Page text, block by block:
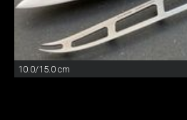
10.0/15.0 cm